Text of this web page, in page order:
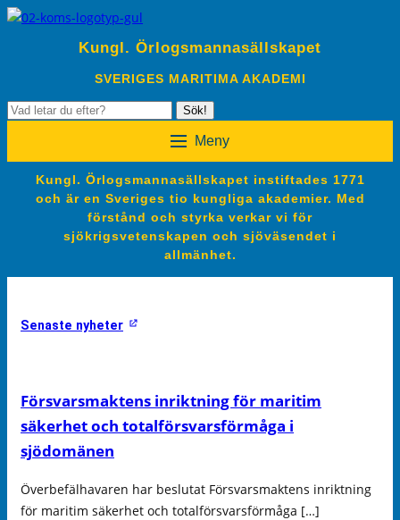
Kungl. Örlogsmannasällskapet
SVERIGES MARITIMA AKADEMI
Sök
Sök!
Meny
Kungl. Örlogsmannasällskapet instiftades 1771
och är en Sveriges tio kungliga akademier. Med
förstånd och styrka verkar vi för
sjökrigsvetenskapen och sjöväsendet i
allmänhet.
Senaste nyheter
Försvarsmaktens inriktning för maritim
säkerhet och totalförsvarsförmåga i
sjödomänen
Överbefälhavaren har beslutat Försvarsmaktens inriktning
för maritim säkerhet och totalförsvarsförmåga […]